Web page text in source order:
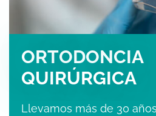
ORTODONCIA
QUIRÚRGICA
Llevamos más de 30